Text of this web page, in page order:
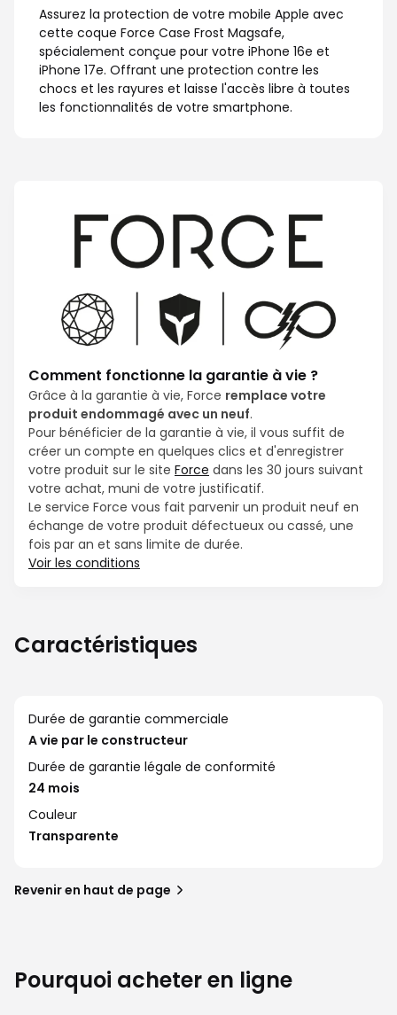
Assurez la protection de votre mobile Apple avec
cette coque Force Case Frost Magsafe,
spécialement conçue pour votre iPhone 16e et
iPhone 17e. Offrant une protection contre les
chocs et les rayures et laisse l'accès libre à toutes
les fonctionnalités de votre smartphone.
Comment fonctionne la garantie à vie ?
Grâce à la garantie à vie, Force remplace votre
produit endommagé avec un neuf.
Pour bénéficier de la garantie à vie, il vous suffit de
créer un compte en quelques clics et d'enregistrer
votre produit sur le site Force dans les 30 jours suivant
votre achat, muni de votre justificatif.
Le service Force vous fait parvenir un produit neuf en
échange de votre produit défectueux ou cassé, une
fois par an et sans limite de durée.
Voir les conditions
Caractéristiques
Durée de garantie commerciale
A vie par le constructeur
Durée de garantie légale de conformité
24 mois
Couleur
Transparente
Revenir en haut de page
Pourquoi acheter en ligne